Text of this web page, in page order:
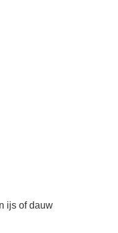
ijs of dauw